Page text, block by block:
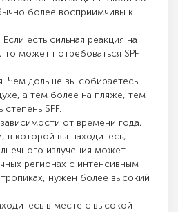
более восприимчивы к
Если есть сильная реакция на
может потребоваться SPF
Чем дольше вы собираетесь
а тем более на пляже, тем
SPF.
от времени года,
в которой вы находитесь,
излучения может
регионах с интенсивным
тропиках, нужен более высокий
в месте с высокой